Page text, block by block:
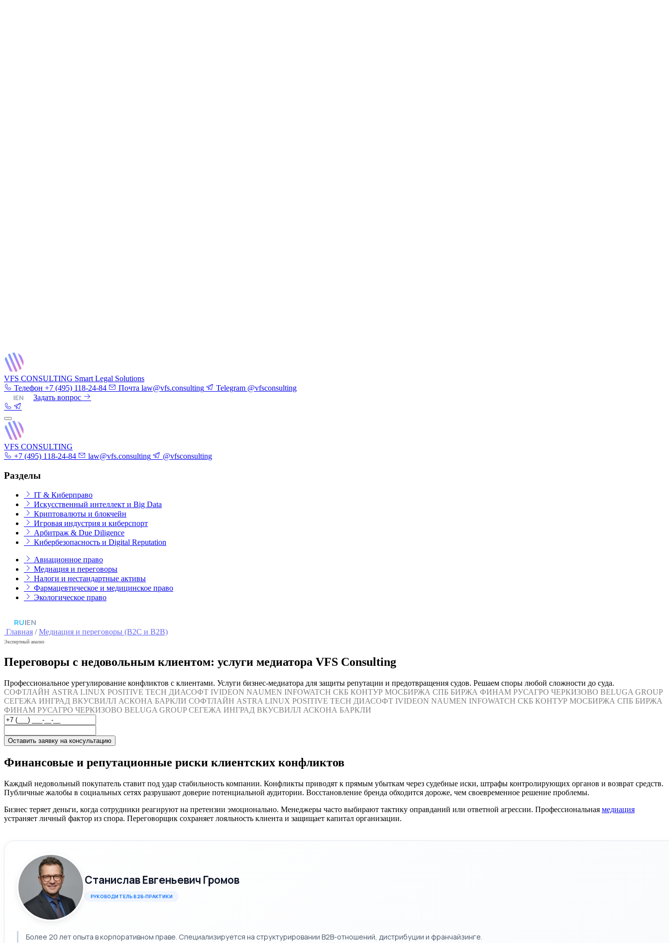
VFS CONSULTING Smart Legal Solutions
Телефон +7 (495) 118-24-84 Почта law@vfs.consulting Telegram @vfsconsulting
|EN Задать вопрос
VFS CONSULTING
+7 (495) 118-24-84
law@vfs.consulting @vfsconsulting
Разделы
IT & Киберправо
Искусственный интеллект и Big Data
Криптовалюты и блокчейн
Игровая индустрия и киберспорт
Арбитраж & Due Diligence
Кибербезопасность и Digital Reputation
Авиационное право
Медиация и переговоры
Налоги и нестандартные активы
Фармацевтическое и медицинское право
Экологическое право
RU|EN
Главная /Медиация и переговоры (B2C и B2B)
Экспертный анализ
Переговоры с недовольным клиентом: услуги медиатора VFS Consulting
Профессиональное урегулирование конфликтов с клиентами. Услуги бизнес-медиатора для защиты репутации и предотвращения судов. Решаем споры любой сложности до суда.
СОФТЛАЙН ASTRA LINUX POSITIVE TECH ДИАСОФТ IVIDEON NAUMEN INFOWATCH СКБ КОНТУР МОСБИРЖА СПБ БИРЖА ФИНАМ РУСАГРО ЧЕРКИЗОВО BELUGA GROUP
СЕГЕЖА ИНГРАД ВКУСВИЛЛ АСКОНА БАРКЛИ СОФТЛАЙН ASTRA LINUX POSITIVE TECH ДИАСОФТ IVIDEON NAUMEN INFOWATCH СКБ КОНТУР МОСБИРЖА СПБ БИРЖА
ФИНАМ РУСАГРО ЧЕРКИЗОВО BELUGA GROUP СЕГЕЖА ИНГРАД ВКУСВИЛЛ АСКОНА БАРКЛИ
Оставить заявку на консультацию
Финансовые и репутационные риски клиентских конфликтов
Каждый недовольный покупатель ставит под удар стабильность компании. Конфликты приводят к прямым убыткам через судебные иски, штрафы контролирующих органов и возврат средств.
Публичные жалобы в социальных сетях разрушают доверие потенциальной аудитории. Восстановление бренда обходится дороже, чем своевременное решение проблемы.
Бизнес теряет деньги, когда сотрудники реагируют на претензии эмоционально. Менеджеры часто выбирают тактику оправданий или ответной агрессии. Профессиональная медиация
устраняет личный фактор из спора. Переговорщик сохраняет лояльность клиента и защищает капитал организации.
Станислав Евгеньевич Громов
РУКОВОДИТЕЛЬ B2B-ПРАКТИКИ
Более 20 лет опыта в корпоративном праве. Специализируется на структурировании B2B-отношений, дистрибуции и франчайзинге.